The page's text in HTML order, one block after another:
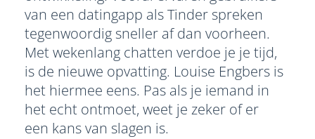
van een datingapp als Tinder spreken
tegenwoordig sneller af dan voorheen.
Met wekenlang chatten verdoe je je tijd,
is de nieuwe opvatting. Louise Engbers is
het hiermee eens. Pas als je iemand in
het echt ontmoet, weet je zeker of er
een kans van slagen is.